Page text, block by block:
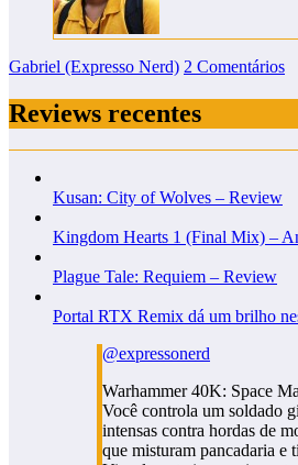
Gabriel (Expresso Nerd) 2 Comentários
Reviews recentes
Kusan: City of Wolves – Review
Kingdom Hearts 1 (Final Mix) –
Plague Tale: Requiem – Review
Portal RTX Remix dá um brilho
@expressonerd
Warhammer 40K: Space
Você controla um soldado
intensas contra hordas de
que misturam pancadaria e